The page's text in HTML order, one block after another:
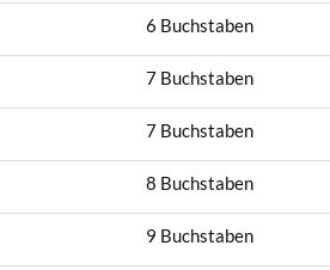
6 Buchstaben
7 Buchstaben
7 Buchstaben
8 Buchstaben
9 Buchstaben